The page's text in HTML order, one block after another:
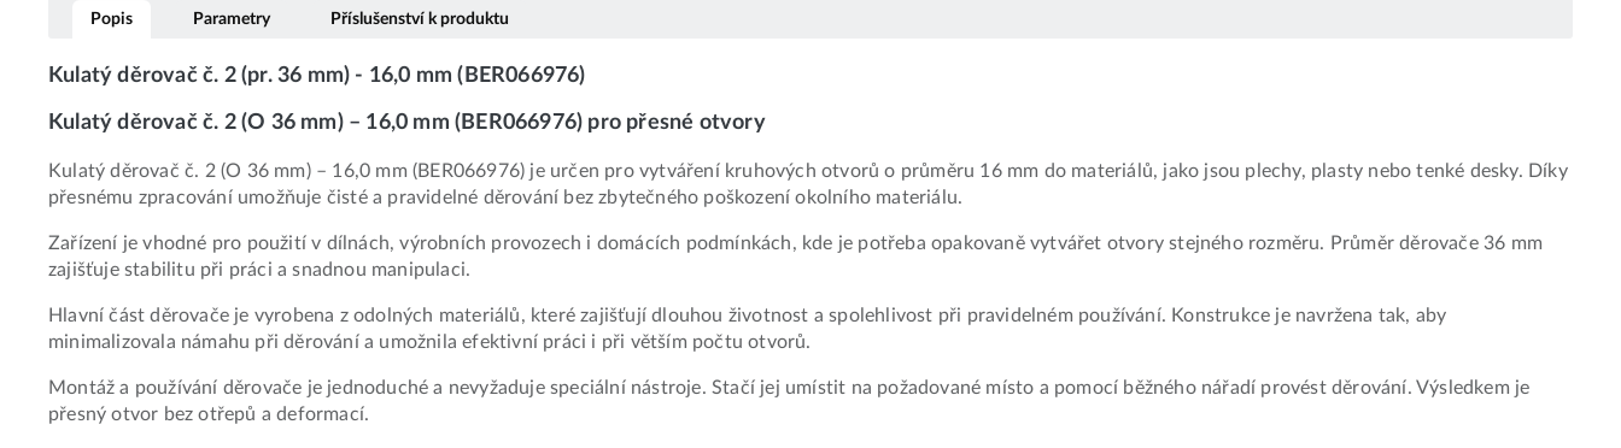
Popis Parametry Příslušenství k produktu
Kulatý děrovač č. 2 (pr. 36 mm) - 16,0 mm (BER066976)
Kulatý děrovač č. 2 (O 36 mm) – 16,0 mm (BER066976) pro přesné otvory
Kulatý děrovač č. 2 (O 36 mm) – 16,0 mm (BER066976) je určen pro vytváření kruhových otvorů o průměru 16 mm do materiálů, jako jsou plechy, plasty nebo tenké desky. Díky
přesnému zpracování umožňuje čisté a pravidelné děrování bez zbytečného poškození okolního materiálu.
Zařízení je vhodné pro použití v dílnách, výrobních provozech i domácích podmínkách, kde je potřeba opakovaně vytvářet otvory stejného rozměru. Průměr děrovače 36 mm
zajišťuje stabilitu při práci a snadnou manipulaci.
Hlavní část děrovače je vyrobena z odolných materiálů, které zajišťují dlouhou životnost a spolehlivost při pravidelném používání. Konstrukce je navržena tak, aby
minimalizovala námahu při děrování a umožnila efektivní práci i při větším počtu otvorů.
Montáž a používání děrovače je jednoduché a nevyžaduje speciální nástroje. Stačí jej umístit na požadované místo a pomocí běžného nářadí provést děrování. Výsledkem je
přesný otvor bez otřepů a deformací.